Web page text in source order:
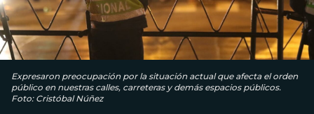
Expresaron preocupación por la situación actual que afecta el orden
público en nuestras calles, carreteras y demás espacios públicos.
Foto: Cristóbal Núñez